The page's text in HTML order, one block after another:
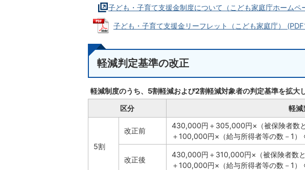
子ども・子育て支援金制度について（こども家庭庁ホームペ
子ども・子育て支援金リーフレット（こども家庭庁）
軽減判定基準の改正
軽減制度のうち、5割軽減および2割軽減対象者の判定基準を拡大し
区分
軽減
5割
改正前
430,000円＋305,000円×（被保険者数と
＋100,000円×（給与所得者等の数－1）
改正後
430,000円＋310,000円×（被保険者数と
＋100,000円×（給与所得者等の数－1）